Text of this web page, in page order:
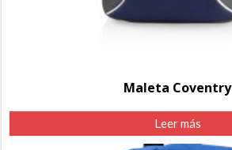
Maleta Coventry
Leer más